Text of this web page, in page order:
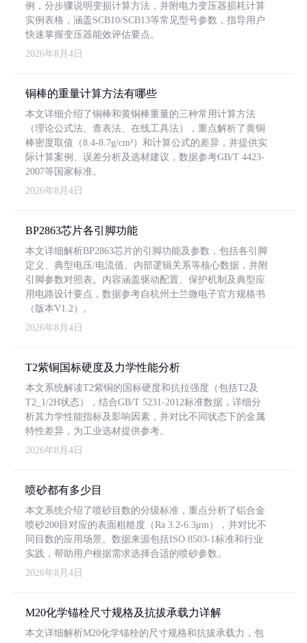
例，分步骤说明变损计算方法，并附电力变压器损耗计算
实例表格，涵盖SCB10/SCB13等常见型号参数，指导用户
快速掌握变压器能效评估要点。
2026年8月4日
铜棒的重量计算方法有哪些
本文详细介绍了铜棒和黄铜棒重量的三种常用计算方法
（理论公式法、查表法、在线工具法），重点解析了黄铜
棒密度取值（8.4-8.7g/cm³）和计算公式的差异，并提供实
际计算案例、误差分析及选材建议，数据参考GB/T 4423-
2007等国家标准。
2026年8月4日
BP2863芯片各引脚功能
本文详细解析BP2863芯片的引脚功能及参数，包括各引脚
定义、典型电压/电流值、内部逻辑关系等核心数据，并附
引脚参数对照表。内容涵盖驱动配置、保护机制及典型应
用电路设计要点，数据参考自杭州士兰微电子官方规格书
（版本V1.2）。
2026年8月4日
T2紫铜国标硬度及力学性能分析
本文系统解读T2紫铜的国标硬度和抗拉强度（包括T2及
T2_1/2H状态），结合GB/T 5231-2012标准数据，详细分
析其力学性能指标及影响因素，并对比不同状态下的金属
特性差异，为工业选材提供参考。
2026年8月4日
喷砂都有多少目
本文系统介绍了喷砂目数的分级标准，重点分析了铝合金
喷砂200目对应的表面粗糙度（Ra 3.2-6.3μm），并对比不
同目数的应用场景。数据来源包括ISO 8503-1标准和行业
实践，帮助用户根据需求选择合适的喷砂参数。
2026年8月4日
M20化学锚栓尺寸规格及抗拔承载力详解
本文详细解析M20化学锚栓的尺寸规格和抗拔承载力，包